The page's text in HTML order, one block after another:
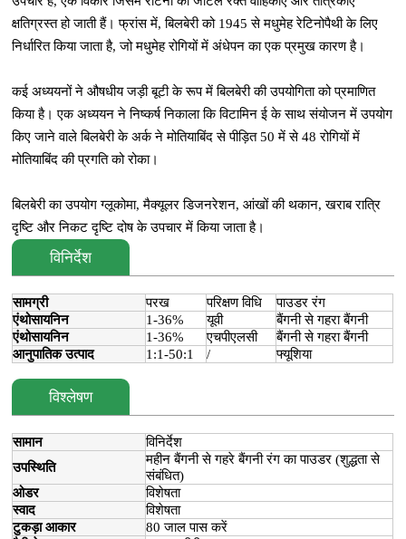
क्षतिग्रस्त हो जाती हैं। फ्रांस में, बिलबेरी को 1945 से मधुमेह रेटिनोपैथी के लिए
निर्धारित किया जाता है, जो मधुमेह रोगियों में अंधेपन का एक प्रमुख कारण है।
कई अध्ययनों ने औषधीय जड़ी बूटी के रूप में बिलबेरी की उपयोगिता को प्रमाणित
किया है। एक अध्ययन ने निष्कर्ष निकाला कि विटामिन ई के साथ संयोजन में उपयोग
किए जाने वाले बिलबेरी के अर्क ने मोतियाबिंद से पीड़ित 50 में से 48 रोगियों में
मोतियाबिंद की प्रगति को रोका।
बिलबेरी का उपयोग ग्लूकोमा, मैक्यूलर डिजनरेशन, आंखों की थकान, खराब रात्रि
दृष्टि और निकट दृष्टि दोष के उपचार में किया जाता है।
विनिर्देश
सामग्री परख परिक्षण विधि
पाउडर रंग
एंथोसायनिन
1-36% यूवी
बैंगनी से गहरा बैंगनी
एंथोसायनिन
1-36% एचपीएलसी
बैंगनी से गहरा बैंगनी
आनुपातिक उत्पाद
1:1-50:1 / फ्यूशिया
विश्लेषण
सामान
विनिर्देश
उपस्थिति
महीन बैंगनी से गहरे बैंगनी रंग का पाउडर (शुद्धता से
संबंधित)
ओडर
विशेषता
स्वाद
विशेषता
टुकड़ा आकार
80 जाल पास करें